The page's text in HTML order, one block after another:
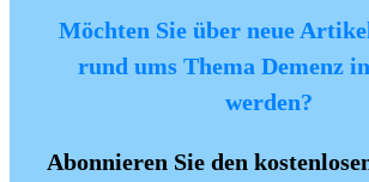
Möchten Sie über neue
rund ums Thema Demenz
werden?
Abonnieren Sie den